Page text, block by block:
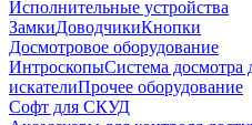
Исполнительные устройства
ЗамкиДоводчикиКнопки
Досмотровое оборудование
ИнтроскопыСистема досмотра
искателиПрочее оборудование
Софт для СКУД